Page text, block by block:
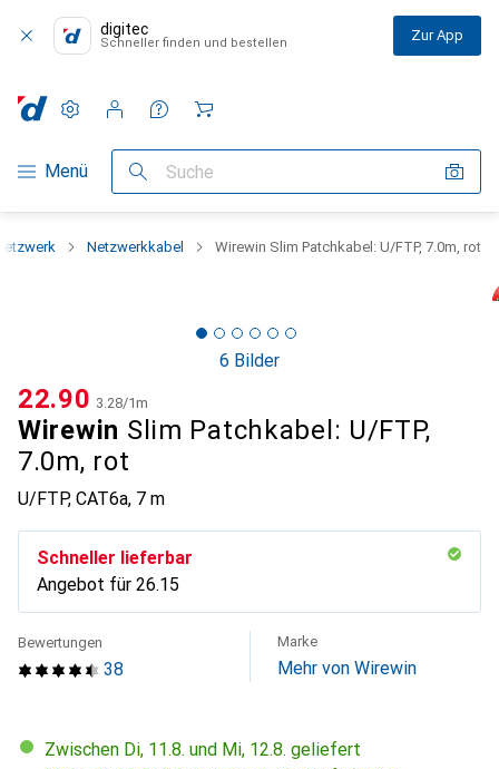
digitec
Schneller finden und bestellen Zur App
Navigation nach Kategorien
Menü Suche
Einstellungen
Kundenkonto
Vergleichslisten
Merklisten
Warenkorb
Netzwerkkabel Wirewin Slim Patchkabel: U/FTP, 7.0m, rot
6 Bilder
Wirewin Slim Patchkabel: U/FTP,
7.0m, rot
U/FTP, CAT6a, 7 m
CHF
22.90 CHF
3.28/1m
Schneller lieferbar
Angebot für CHF
26.15
38
Bewertungen Marke
Mehr von Wirewin
Zwischen Di, 11.8. und Mi, 12.8. geliefert